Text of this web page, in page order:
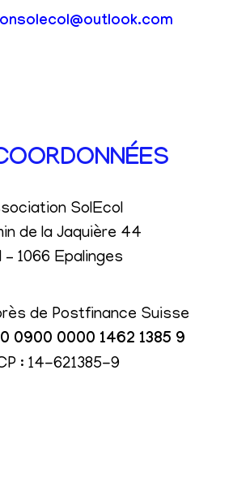
SolEcol
de la Jaquière 44
– 1066 Epalinges
de Postfinance Suisse
0900 0000 1462 1385 9
: 14-621385-9